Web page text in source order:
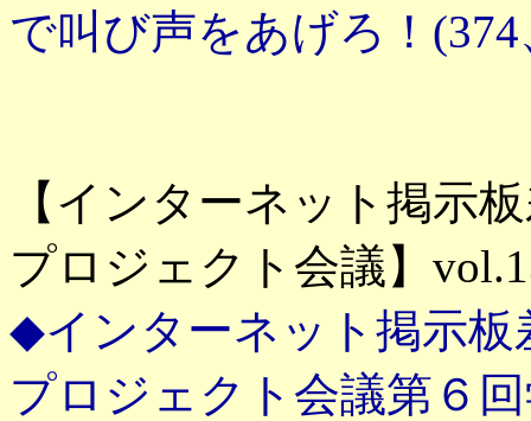
で叫び声をあげろ！(374
【インターネット掲示
プロジェクト会議】
◆インターネット掲示板
プロジェクト会議第６